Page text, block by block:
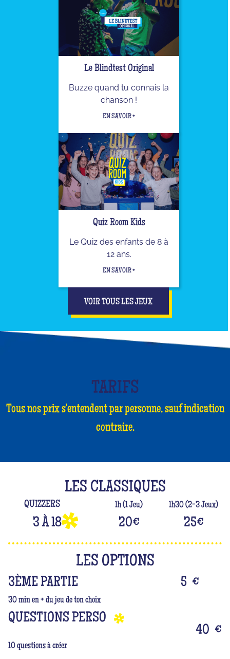
Le Blindtest Original
Buzze quand tu connais la
chanson !
EN SAVOIR +
Quiz Room Kids
Le Quiz des enfants de 8 à
12 ans.
EN SAVOIR +
VOIR TOUS LES JEUX
TARIFS
Tous nos prix s'entendent par personne, sauf indication
contraire.
LES CLASSIQUES
QUIZZERS 1h (1 Jeu) 1h30 (2-3 Jeux)
3 À 18 20€ 25€
LES OPTIONS
3ÈME PARTIE
30 min en + du jeu de ton choix
5 €
QUESTIONS PERSO
10 questions à créer
40 €